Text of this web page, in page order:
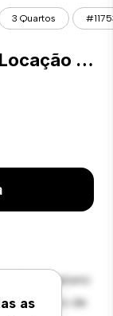
3 Quartos
#1175351 - Apartamento - Locação com 107.00 m² , 3 Quarto(s), por R$ 10.000
as
Rua Iguatemi
de